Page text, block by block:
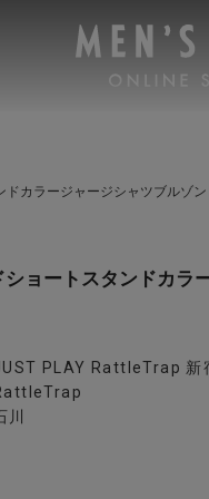
ドカラージャージシャツブルゾン
ョートスタンドカラ
PLAY RattleTrap 新
川